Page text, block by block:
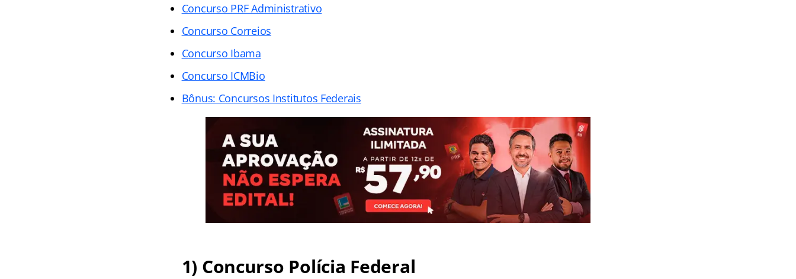
Concurso PRF Administrativo
Concurso Correios
Concurso Ibama
Concurso ICMBio
Bônus: Concursos Institutos Federais
1) Concurso Polícia Federal